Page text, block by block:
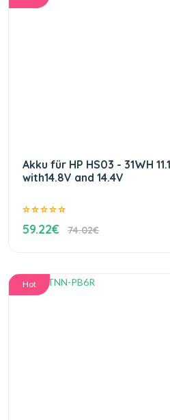
Akku für HP HS03 - 31WH
with14.8V and 14.4V
59.22€ 74.02€
Hot